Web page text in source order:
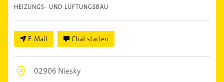
HEIZUNGS- UND LÜFTUNGSBAU
E-Mail Chat starten
02906 Niesky